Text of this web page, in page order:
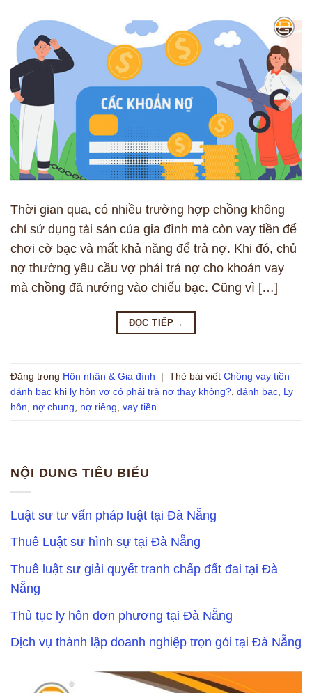
Thời gian qua, có nhiều trường hợp chồng không
chỉ sử dụng tài sản của gia đình mà còn vay tiền để
chơi cờ bạc và mất khả năng để trả nợ. Khi đó, chủ
nợ thường yêu cầu vợ phải trả nợ cho khoản vay
mà chồng đã nướng vào chiếu bạc. Cũng vì […]
ĐỌC TIẾP →
Đăng trong Hôn nhân & Gia đình | Thẻ bài viết Chồng vay tiền
đánh bạc khi ly hôn vợ có phải trả nợ thay không? đánh bạc Ly
hôn
nợ chung nợ riêng vay tiền
NỘI DUNG TIÊU BIỂU
Luật sư tư vấn pháp luật tại Đà Nẵng
Thuê Luật sư hình sự tại Đà Nẵng
Thuê luật sư giải quyết tranh chấp đất đai tại Đà
Nẵng
Thủ tục ly hôn đơn phương tại Đà Nẵng
Dịch vụ thành lập doanh nghiệp trọn gói tại Đà Nẵng